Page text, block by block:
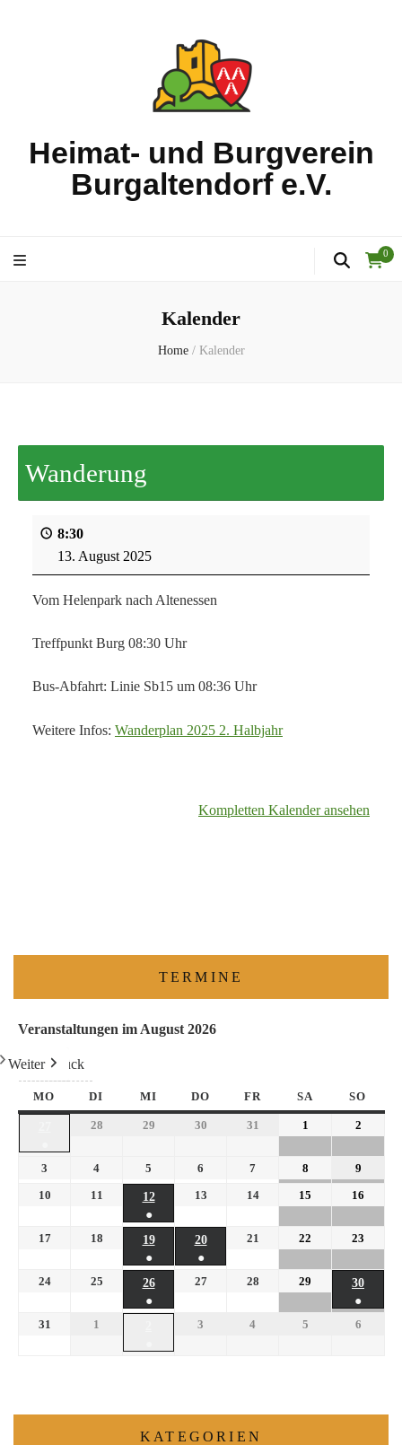
Heimat- und Burgverein
Burgaltendorf e.V.
0
Kalender
Home / Kalender
Wanderung
8:30
13. August 2025
Vom Helenpark nach Altenessen
Treffpunkt Burg 08:30 Uhr
Bus-Abfahrt: Linie Sb15 um 08:36 Uhr
Weitere Infos: Wanderplan 2025 2. Halbjahr
Kompletten Kalender ansehen
TERMINE
Veranstaltungen im August 2026
Zurück
Heute
Weiter
MO DI MI DO FR SA SO
28 29 30 31 1 2
3 4 5 6 7 8
9
10
11
12
●
13 14 15 16
17 18
19
●
20
●
21 22 23
24 25
26
●
27 28 29
30
●
31 1 3 4 5 6
KATEGORIEN